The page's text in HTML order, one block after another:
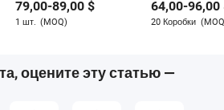
салоне с подъемом и
вращением для
горячего
79,00-89,00$
1 шт. (MOQ)
салон
для барбера
педалью
64,00-96,00
20 Коробки
оцените эту статью —